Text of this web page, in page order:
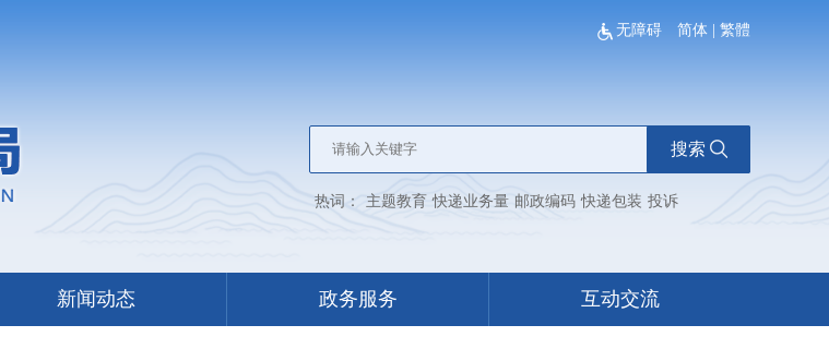
无障碍 简体 繁體
搜索
热词： 主题教育 快递业务量 邮政编码 快递包装 投诉
新闻动态 政务服务 互动交流